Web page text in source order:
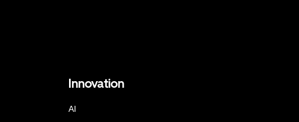
Innovation
AI